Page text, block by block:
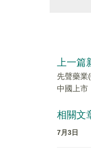
上一篇
先聲藥業
中國上市
相關文
7月3日